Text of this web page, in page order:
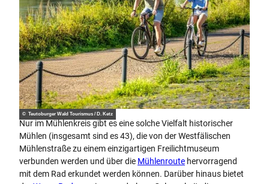
© Teutoburger Wald Tourismus / D. Ketz
Nur im Mühlenkreis gibt es eine solche Vielfalt historischer
Mühlen (insgesamt sind es 43), die von der Westfälischen
Mühlenstraße zu einem einzigartigen Freilichtmuseum
verbunden werden und über die Mühlenroute hervorragend
mit dem Rad erkundet werden können. Darüber hinaus bietet